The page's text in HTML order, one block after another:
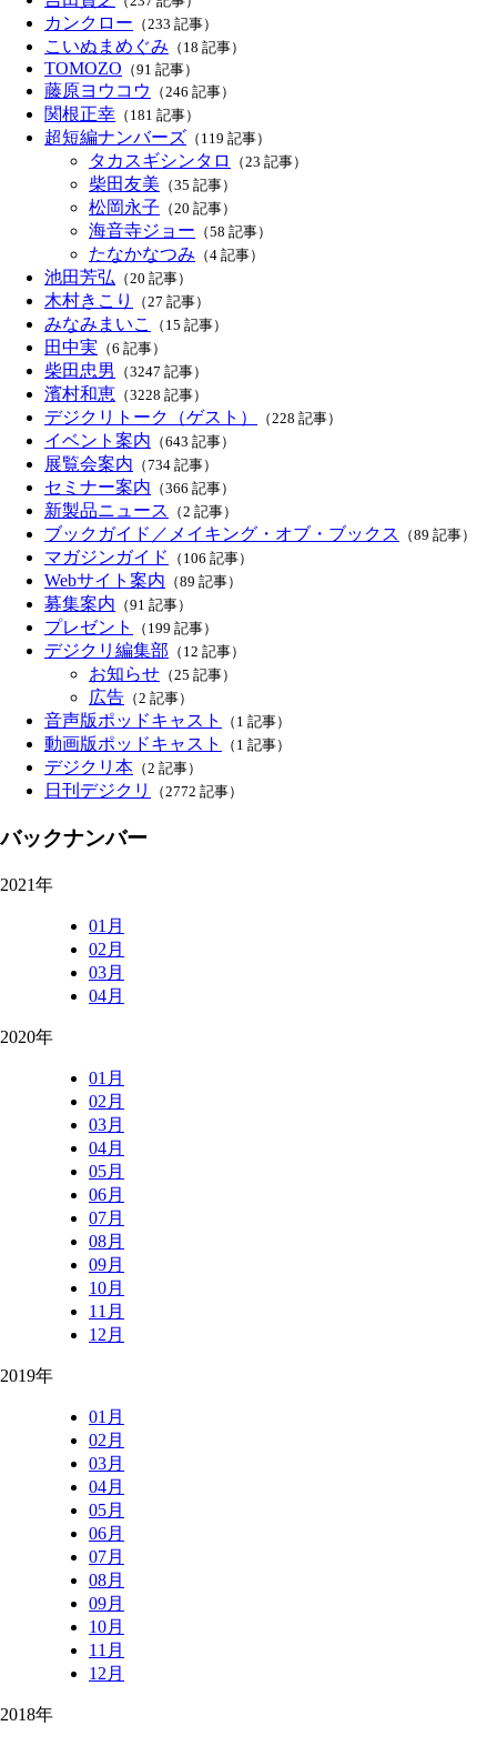
カンクロー （233 記事）
こいぬまめぐみ （18 記事）
TOMOZO （91 記事）
藤原ヨウコウ （246 記事）
関根正幸 （181 記事）
超短編ナンバーズ （119 記事）
タカスギシンタロ （23 記事）
柴田友美 （35 記事）
松岡永子 （20 記事）
海音寺ジョー （58 記事）
たなかなつみ （4 記事）
池田芳弘 （20 記事）
木村きこり （27 記事）
みなみまいこ （15 記事）
田中実 （6 記事）
柴田忠男 （3247 記事）
濱村和恵 （3228 記事）
デジクリトーク（ゲスト） （228 記事）
イベント案内 （643 記事）
展覧会案内 （734 記事）
セミナー案内 （366 記事）
新製品ニュース （2 記事）
ブックガイド／メイキング・オブ・ブックス （89 記事）
マガジンガイド （106 記事）
Webサイト案内 （89 記事）
募集案内 （91 記事）
プレゼント （199 記事）
デジクリ編集部 （12 記事）
お知らせ （25 記事）
広告 （2 記事）
音声版ポッドキャスト （1 記事）
動画版ポッドキャスト （1 記事）
デジクリ本 （2 記事）
日刊デジクリ （2772 記事）
バックナンバー
2021年
01月
02月
03月
04月
2020年
01月
02月
03月
04月
05月
06月
07月
08月
09月
10月
11月
12月
2019年
01月
02月
03月
04月
05月
06月
07月
08月
09月
10月
11月
12月
2018年